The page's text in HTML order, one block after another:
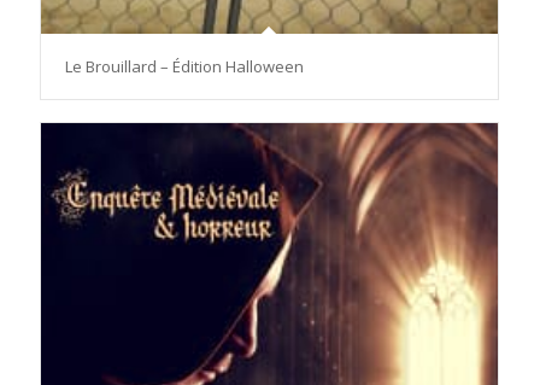
Le Brouillard – Édition Halloween